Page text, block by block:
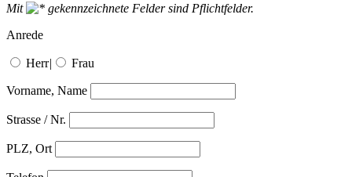
Mit
gekennzeichnete Felder sind Pflichtfelder.
Anrede
Herr| Frau
Vorname, Name
Strasse / Nr.
PLZ, Ort